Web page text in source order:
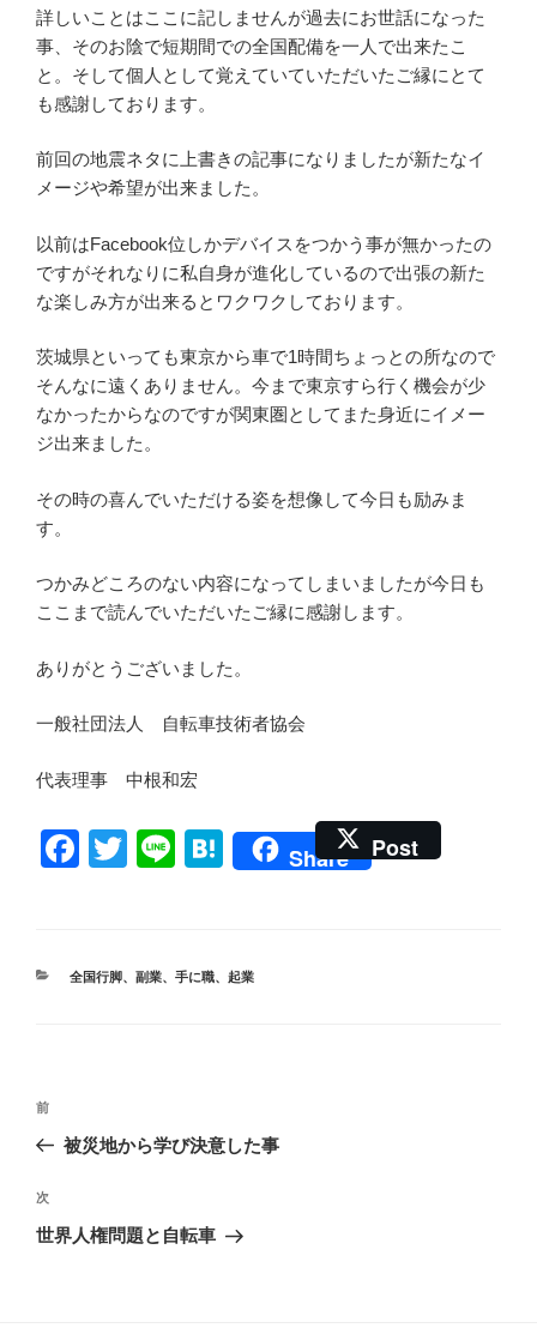
詳しいことはここに記しませんが過去にお世話になった
事、そのお陰で短期間での全国配備を一人で出来たこ
と。そして個人として覚えていていただいたご縁にとて
も感謝しております。
前回の地震ネタに上書きの記事になりましたが新たなイ
メージや希望が出来ました。
以前はFacebook位しかデバイスをつかう事が無かったの
ですがそれなりに私自身が進化しているので出張の新た
な楽しみ方が出来るとワクワクしております。
茨城県といっても東京から車で1時間ちょっとの所なので
そんなに遠くありません。今まで東京すら行く機会が少
なかったからなのですが関東圏としてまた身近にイメー
ジ出来ました。
その時の喜んでいただける姿を想像して今日も励みま
す。
つかみどころのない内容になってしまいましたが今日も
ここまで読んでいただいたご縁に感謝します。
ありがとうございました。
一般社団法人 自転車技術者協会
代表理事 中根和宏
F
e
T
er
Li
H
n
Share Post
カ
全国行脚、 副業、 手に職、 起業
投
ビ
ゲ
前
の
稿
前
被災地から学び決意した事
次
の
次
世界人権問題と自転車